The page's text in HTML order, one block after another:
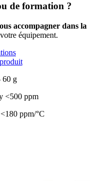
de formation ?
accompagner dans la
équipement.
60 g
<500 ppm
ppm/°C